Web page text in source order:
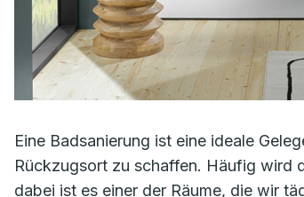
Eine Badsanierung ist eine ideale
Rückzugsort zu schaffen. Häufig wird
dabei ist es einer der Räume, die wir